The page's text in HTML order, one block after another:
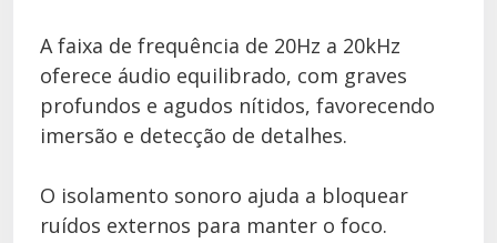
A faixa de frequência de 20Hz a 20kHz
oferece áudio equilibrado, com graves
profundos e agudos nítidos, favorecendo
imersão e detecção de detalhes.
O isolamento sonoro ajuda a bloquear
ruídos externos para manter o foco.